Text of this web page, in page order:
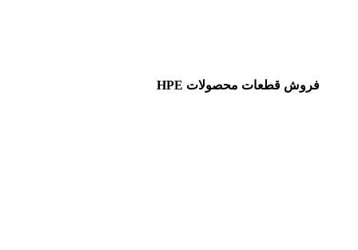
فروش قطعات محصولات HPE